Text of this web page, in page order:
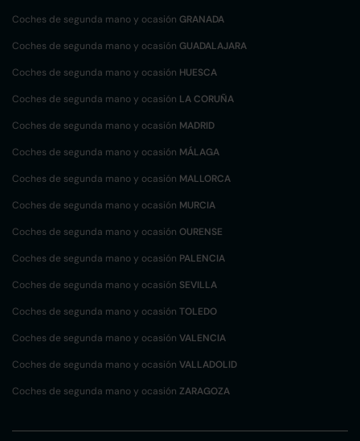
Coches de segunda mano y ocasión GRANADA
Coches de segunda mano y ocasión GUADALAJARA
Coches de segunda mano y ocasión HUESCA
Coches de segunda mano y ocasión LA CORUÑA
Coches de segunda mano y ocasión MADRID
Coches de segunda mano y ocasión MÁLAGA
Coches de segunda mano y ocasión MALLORCA
Coches de segunda mano y ocasión MURCIA
Coches de segunda mano y ocasión OURENSE
Coches de segunda mano y ocasión PALENCIA
Coches de segunda mano y ocasión SEVILLA
Coches de segunda mano y ocasión TOLEDO
Coches de segunda mano y ocasión VALENCIA
Coches de segunda mano y ocasión VALLADOLID
Coches de segunda mano y ocasión ZARAGOZA